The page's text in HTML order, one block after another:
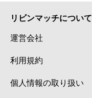
リビンマッチについて
運営会社
利用規約
個人情報の取り扱い